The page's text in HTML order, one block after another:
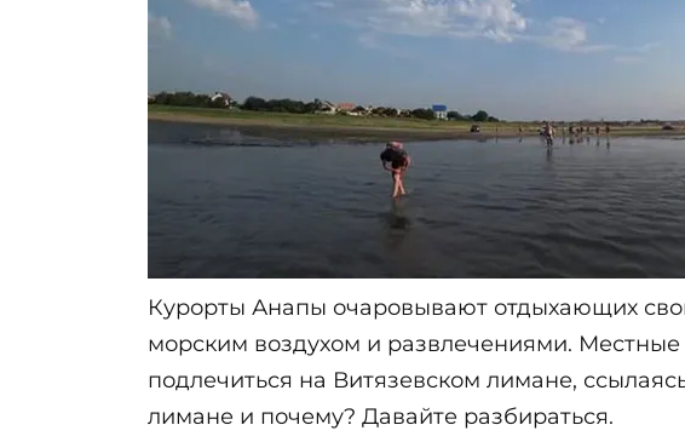
Курорты Анапы очаровывают отдыхающих
морским воздухом и развлечениями. Местные
подлечиться на Витязевском лимане,
лимане и почему? Давайте разбираться.